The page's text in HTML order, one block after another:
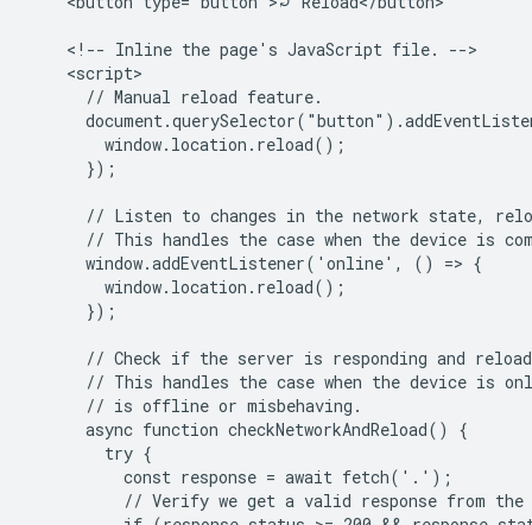
    <!-- Inline the page's JavaScript file. -->
    <script>
      // Manual reload feature.
        window.location.reload();
      });
// Listen to changes in the network state,
// This handles the case when the device is
      window.addEventListener('online', () => {
        window.location.reload();
      });
// Check if the server is responding and
// This handles the case when the device is
      // is offline or misbehaving.
      async function checkNetworkAndReload() {
        try {
          const response = await fetch('.');
// Verify we get a valid response from the